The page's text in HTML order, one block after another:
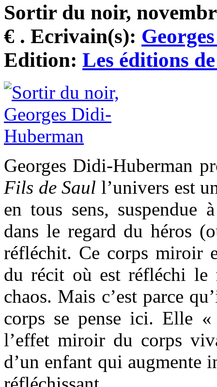
Sortir du noir,
€ . Ecrivain(s):
Edition: Les éditions
Georges Didi-Huberman
Fils de Saul l’univers est
en tous sens, suspendue
dans le regard du héros
réfléchit. Ce corps miroir
du récit où est réfléchi le
chaos. Mais c’est parce
corps se pense ici. Elle
l’effet miroir du corps
d’un enfant qui augmente